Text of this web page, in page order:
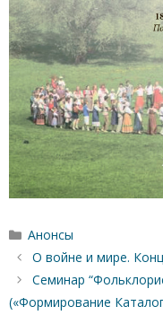
Рубрики
Анонсы
О войне и мире.
Семинар
(«Формирование